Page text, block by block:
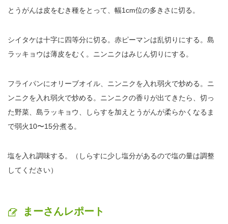
とうがんは皮をむき種をとって、幅1cm位の多きさに切る。
シイタケは十字に四等分に切る。赤ピーマンは乱切りにする。島
ラッキョウは薄皮をむく。ニンニクはみじん切りにする。
フライパンにオリーブオイル、ニンニクを入れ弱火で炒める。ニ
ンニクを入れ弱火で炒める。ニンニクの香りが出てきたら、切っ
た野菜、島ラッキョウ、しらすを加えとうがんが柔らかくなるま
で弱火10〜15分煮る。
塩を入れ調味する。（しらすに少し塩分があるので塩の量は調整
してください）
まーさんレポート